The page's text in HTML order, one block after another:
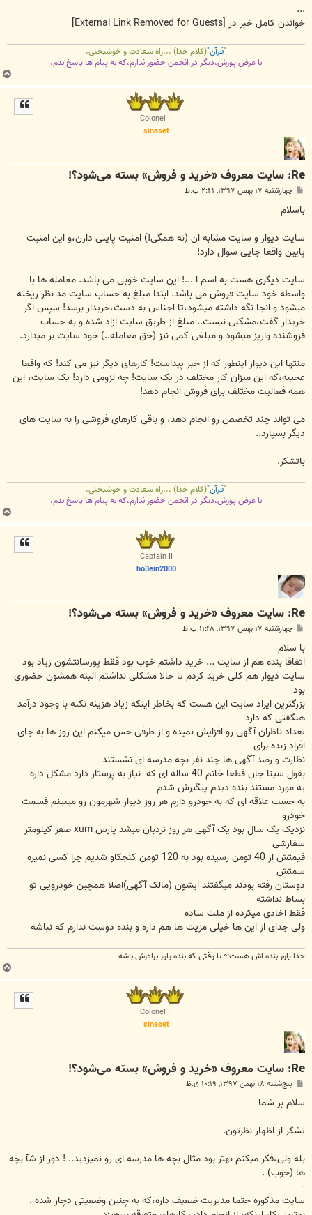
...
خواندن کامل خبر در [External Link Removed for Guests]
"قرآن"(کلام خدا) ...راه سعادت و خوشبختی.
با عرض پوزش،دیگر در انجمن حضور ندارم،که به پیام ها پاسخ بدم.
Colonel II
sinaset
Re: سایت معروف «خرید و فروش» بسته می‌شود؟!
س
ت
چهارشنبه ۱۷ بهمن ۱۳۹۷, ۲:۴۱ ب.ظ
باسلام
سایت دیوار و سایت مشابه ان (نه همگی!) امنیت پاینی دارن،و این امنیت
پایین واقعا جایی سوال دارد!
سایت دیگری هست به اسم ا ...! این سایت خوبی می باشد. معامله ها با
واسطه خود سایت فروش می باشد. ابتدا مبلغ به حساب سایت مد نظر ریخته
میشود و انجا نگه داشته میشود،تا اجناس به دست،خریدار برسد! سپس اگر
خریدار گفت،مشکلی نیست.. مبلغ از طریق سایت ازاد شده و به حساب
فروشنده واریز میشود و مبلغی کمی نیز (حق معامله..) خود سایت بر میدارد.
منتها این دیوار اینطور که از خبر پیداست! کارهای دیگر نیز می کند! که واقعا
عجیبه،که این میزان کار مختلف در یک سایت! چه لزومی دارد! یک سایت، این
همه فعالیت مختلف برای فروش انجام دهد!
می تواند چند تخصص رو انجام دهد، و باقی کارهای فروشی را به سایت های
دیگر بسپارد..
باتشکر.
"قرآن"(کلام خدا) ...راه سعادت و خوشبختی.
با عرض پوزش،دیگر در انجمن حضور ندارم،که به پیام ها پاسخ بدم.
Captain II
ho3ein2000
Re: سایت معروف «خرید و فروش» بسته می‌شود؟!
س
ت
چهارشنبه ۱۷ بهمن ۱۳۹۷, ۱۱:۴۸ ب.ظ
با سلام
اتفاقا بنده هم از سایت ... خرید داشتم خوب بود فقط پورسانتشون زیاد بود
سایت دیوار هم کلی خرید کردم تا حالا مشکلی نداشتم البته همشون حضوری
بود
بزرگترین ایراد سایت این هست که بخاطر اینکه زیاد هزینه نکنه با وجود درآمد
هنگفتی که دارد
تعداد ناظران آگهی رو افزایش نمیده و از طرفی حس میکنم این روز ها به جای
افراد زبده برای
نظارت و رصد آگهی ها چند نفر بچه مدرسه ای نشستند
بقول سینا جان قطعا خانم 40 ساله ای که نیاز به پرستار دارد مشکل داره
یه مورد مستند بنده دیدم پیگیرش شدم
به حسب علاقه ای که به خودرو دارم هر روز دیوار شهرمون رو میبینم قسمت
خودرو
نزدیک یک سال بود یک آگهی هر روز نردبان میشد پارس xum صفر کیلومتر
سفارشی
قیمتش از 40 تومن رسیده بود به 120 تومن کنجکاو شدیم چرا کسی نمیره
سمتش
دوستان رفته بودند میگفتند ایشون (مالک آگهی)اصلا همچین خودرویی تو
بساط نداشته
فقط اخاذی میکرده از ملت ساده
ولی جدای از این ها خیلی مزیت ها هم داره و بنده دوست ندارم که نباشه
خدا یاور بنده اش هست~ تا وقتی که بنده یاور برادرش باشه
Colonel II
sinaset
Re: سایت معروف «خرید و فروش» بسته می‌شود؟!
س
ت
پنج‌شنبه ۱۸ بهمن ۱۳۹۷, ۱۰:۱۹ ق.ظ
سلام بر شما
تشکر از اظهار نظرتون.
بله ولی،فکر میکنم بهتر بود مثال بچه ها مدرسه ای رو نمیزدید.. ! دور از شآ بچه
ها (خوب) .
-
سایت مذکوره حتما مدیریت ضعیف داره،که به چنین وضعیتی دچار شده .